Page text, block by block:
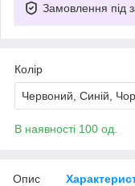
Замовлення під
Колір
Червоний, Синій,
В наявності 100 од.
Опис